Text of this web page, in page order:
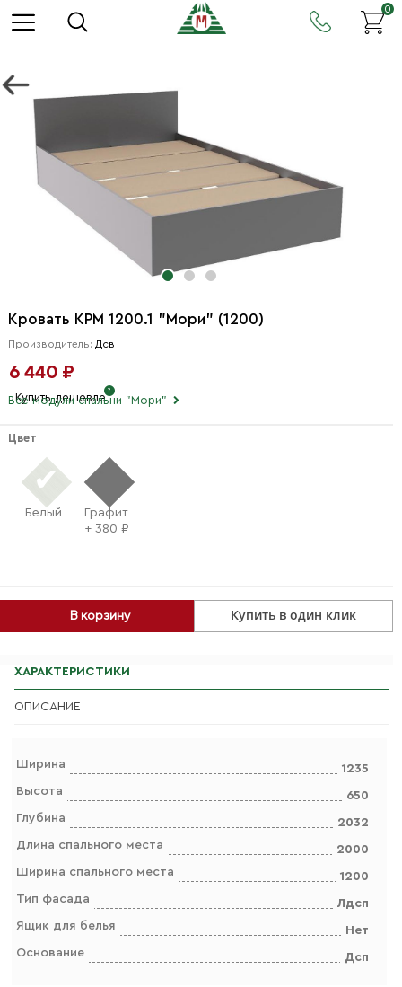
0
Кровать КРМ 1200.1 "Мори" (1200)
Производитель: Дсв
6 440 ₽
Купить дешевле
В корзину Купить в один клик
Цвет
Белый
Графит
+ 380 ₽
Все модули спальни "Мори"
ХАРАКТЕРИСТИКИ
ОПИСАНИЕ
Ширина
1235
Высота
650
Глубина
2032
Длина спального места
2000
Ширина спального места
1200
Тип фасада
Лдсп
Ящик для белья
Нет
Основание
Дсп